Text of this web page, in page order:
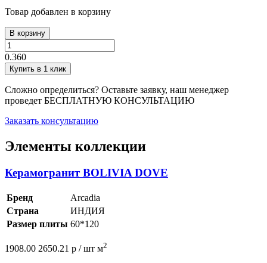
Товар добавлен в корзину
В корзину
0.360
Купить в 1 клик
Сложно определиться? Оставьте заявку, наш менеджер
проведет БЕСПЛАТНУЮ КОНСУЛЬТАЦИЮ
Заказать консультацию
Элементы коллекции
Керамогранит BOLIVIA DOVE
Бренд
Arcadia
Страна
ИНДИЯ
Размер плиты 60*120
1908.00 2650.21 р / шт м2